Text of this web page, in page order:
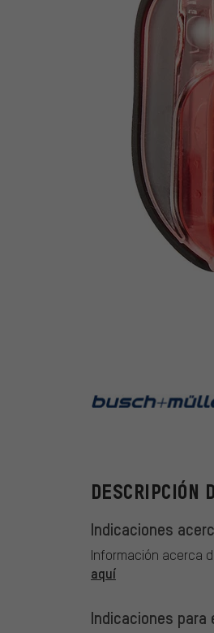
DESCRIPCIÓN
Indicaciones
Información acerca
aquí
Indicaciones